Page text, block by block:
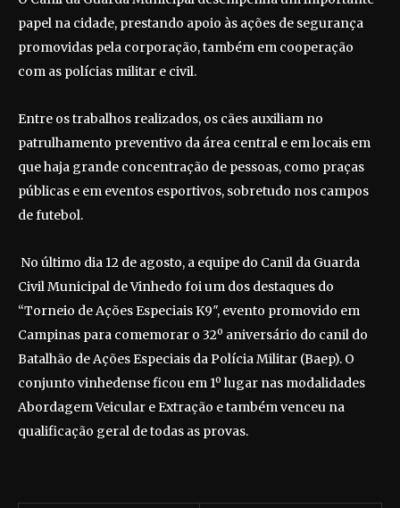
papel na cidade, prestando apoio às ações de segurança
promovidas pela corporação, também em cooperação
com as polícias militar e civil.
Entre os trabalhos realizados, os cães auxiliam no
patrulhamento preventivo da área central e em locais em
que haja grande concentração de pessoas, como praças
públicas e em eventos esportivos, sobretudo nos campos
de futebol.
No último dia 12 de agosto, a equipe do Canil da Guarda
Civil Municipal de Vinhedo foi um dos destaques do
“Torneio de Ações Especiais K9″, evento promovido em
Campinas para comemorar o 32º aniversário do canil do
Batalhão de Ações Especiais da Polícia Militar (Baep). O
conjunto vinhedense ficou em 1º lugar nas modalidades
Abordagem Veicular e Extração e também venceu na
qualificação geral de todas as provas.